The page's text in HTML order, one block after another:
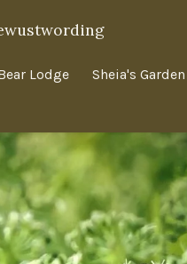
Lodge Sheia's Garden